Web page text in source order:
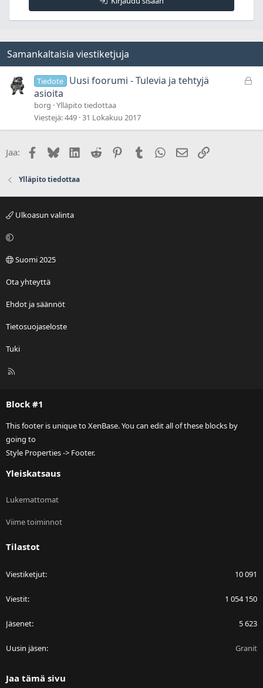
Samankaltaisia viestiketjuja
L
t
Tiedote
Uusi foorumi - Tulevia ja tehtyjä
asioita
borg Ylläpito tiedottaa
Viestejä 449 31 Lokakuu 2017
Jaa: Facebook
BlueskyLinkedIn
Reddit PinterestTumblr WhatsApp
Sähköposti
Linkki
Ylläpito tiedottaa
Ulkoasun valinta
Suomi 2025
Ota yhteyttä
Ehdot ja säännöt
Tietosuojaseloste
Tuki
R
Block #1
This footer is unique to XenBase. You can edit all of these blocks by
going to
Style Properties -> Footer.
Yleiskatsaus
Lukemattomat
Viime toiminnot
Tilastot
Viestiketjut 10 091
Viestit 1 054 150
Jäsenet 5 623
Uusin jäsen Granit
Jaa tämä sivu